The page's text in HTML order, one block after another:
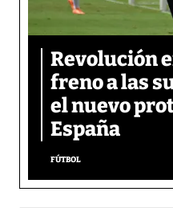
Revolución
freno a las
el nuevo
España
FÚTBOL